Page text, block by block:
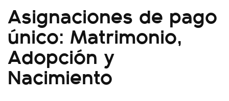
Asignaciones de pago
único: Matrimonio,
Adopción y
Nacimiento